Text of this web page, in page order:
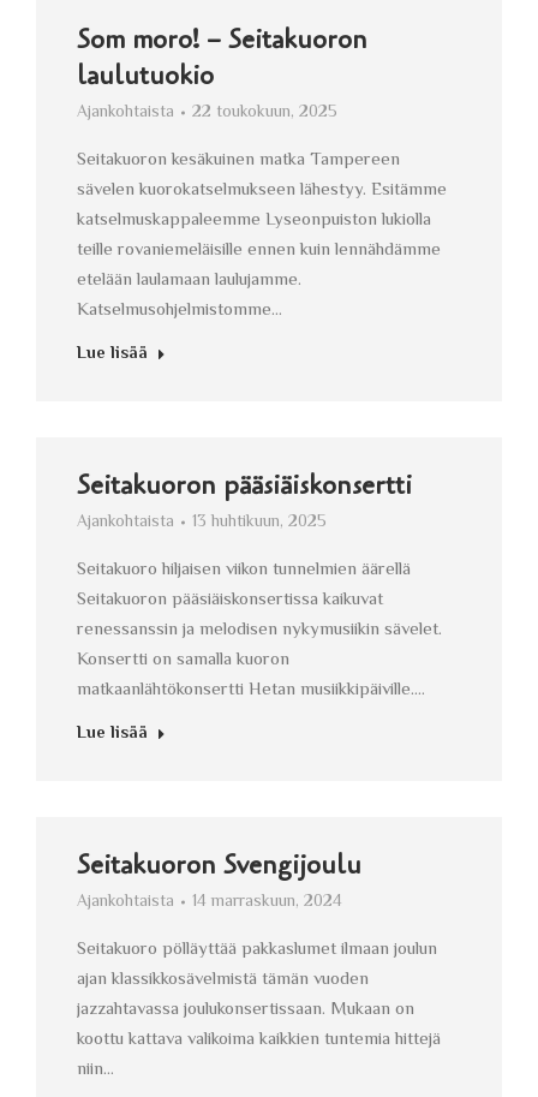
Som moro! – Seitakuoron
laulutuokio
Ajankohtaista 22 toukokuun, 2025
Seitakuoron kesäkuinen matka Tampereen
sävelen kuorokatselmukseen lähestyy. Esitämme
katselmuskappaleemme Lyseonpuiston lukiolla
teille rovaniemeläisille ennen kuin lennähdämme
etelään laulamaan laulujamme.
Katselmusohjelmistomme…
Lue lisää
Seitakuoron pääsiäiskonsertti
Ajankohtaista 13 huhtikuun, 2025
Seitakuoro hiljaisen viikon tunnelmien äärellä
Seitakuoron pääsiäiskonsertissa kaikuvat
renessanssin ja melodisen nykymusiikin sävelet.
Konsertti on samalla kuoron
matkaanlähtökonsertti Hetan musiikkipäiville.…
Lue lisää
Seitakuoron Svengijoulu
Ajankohtaista 14 marraskuun, 2024
Seitakuoro pölläyttää pakkaslumet ilmaan joulun
ajan klassikkosävelmistä tämän vuoden
jazzahtavassa joulukonsertissaan. Mukaan on
koottu kattava valikoima kaikkien tuntemia hittejä
niin…